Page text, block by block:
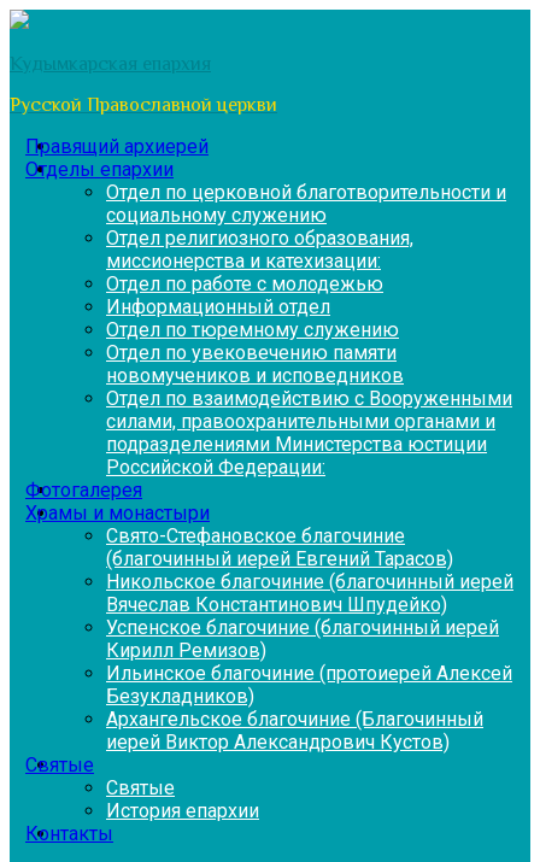
Перейти
содержимому
Кудымкарская епархия
Русской Православной церкви
Правящий архиерей
Отделы епархии
Отдел по церковной благотворительности и
социальному служению
Отдел религиозного образования,
миссионерства и катехизации:
Отдел по работе с молодежью
Информационный отдел
Отдел по тюремному служению
Отдел по увековечению памяти
новомучеников и исповедников
Отдел по взаимодействию с Вооруженными
силами, правоохранительными органами и
подразделениями Министерства юстиции
Российской Федерации:
Фотогалерея
Храмы и монастыри
Свято-Стефановское благочиние
(благочинный иерей Евгений Тарасов)
Никольское благочиние (благочинный иерей
Вячеслав Константинович Шпудейко)
Успенское благочиние (благочинный иерей
Кирилл Ремизов)
Ильинское благочиние (протоиерей Алексей
Безукладников)
Архангельское благочиние (Благочинный
иерей Виктор Александрович Кустов)
Святые
Святые
История епархии
Контакты